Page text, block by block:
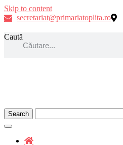
Skip to content
secretariat@primariatoplita.ro
Caută